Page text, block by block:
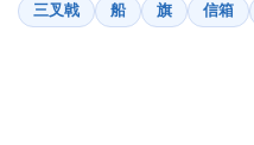
三叉戟
船 旗 信箱